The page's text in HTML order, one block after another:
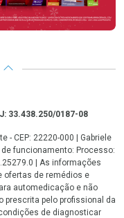
33.438.250/0187-08
- CEP: 22220-000 | Gabriele
funcionamento: Processo:
| As informações
ofertas de remédios e
automedicação e não
prescrita pelo profissional da
de diagnosticar